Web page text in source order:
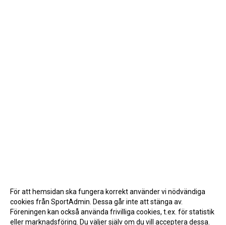
För att hemsidan ska fungera korrekt använder vi nödvändiga
cookies från SportAdmin. Dessa går inte att stänga av.
Föreningen kan också använda frivilliga cookies, t.ex. för statistik
eller marknadsföring. Du väljer själv om du vill acceptera dessa.